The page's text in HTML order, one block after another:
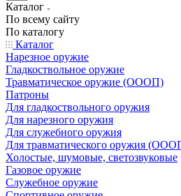
Каталог
По всему сайту
По каталогу
Каталог
Нарезное оружие
Гладкоствольное оружие
Травматическое оружие (ОООП)
Патроны
Для гладкоствольного оружия
Для нарезного оружия
Для служебного оружия
Для травматического оружия
Холостые, шумовые, светозвуковые
Газовое оружие
Служебное оружие